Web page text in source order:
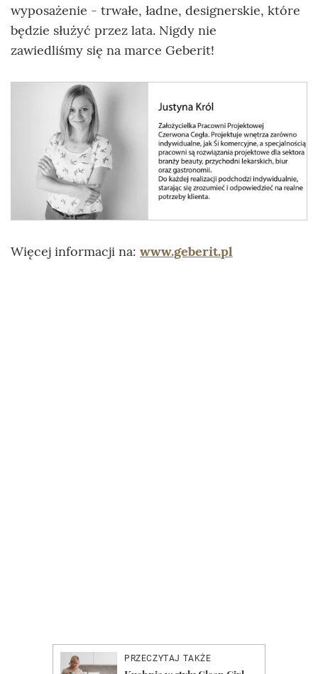
wyposażenie - trwałe, ładne, designerskie, które
będzie służyć przez lata. Nigdy nie
zawiedliśmy się na marce Geberit!
Więcej informacji na: www.geberit.pl